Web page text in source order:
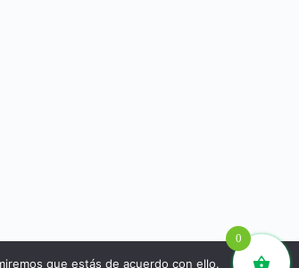
0
que estás de acuerdo con ello.